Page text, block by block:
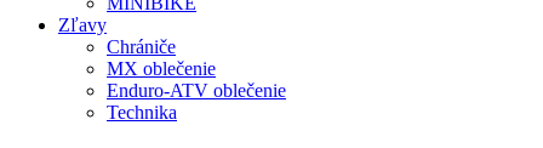
Zľavy
Chrániče
MX oblečenie
Enduro-ATV oblečenie
Technika